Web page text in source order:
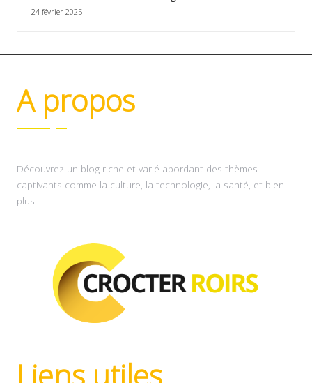
24 février 2025
A propos
Découvrez un blog riche et varié abordant des thèmes
captivants comme la culture, la technologie, la santé, et bien
plus.